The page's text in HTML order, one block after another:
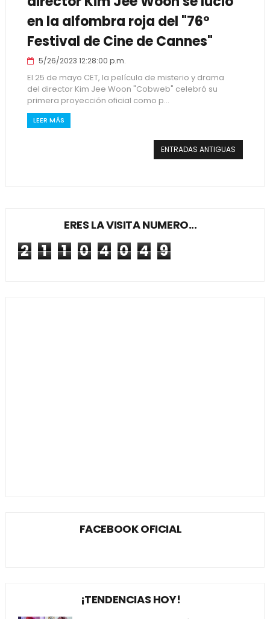
en la alfombra roja del "76º
Festival de Cine de Cannes"
5/26/2023 12:28:00 p.m.
El 25 de mayo CET, la película de misterio y drama
del director Kim Jee Woon "Cobweb" celebró su
primera proyección oficial como p...
LEER MÁS
ENTRADAS ANTIGUAS
ERES LA VISITA NUMERO...
2 1 1 0 4 0 4 9
FACEBOOK OFICIAL
¡TENDENCIAS HOY!